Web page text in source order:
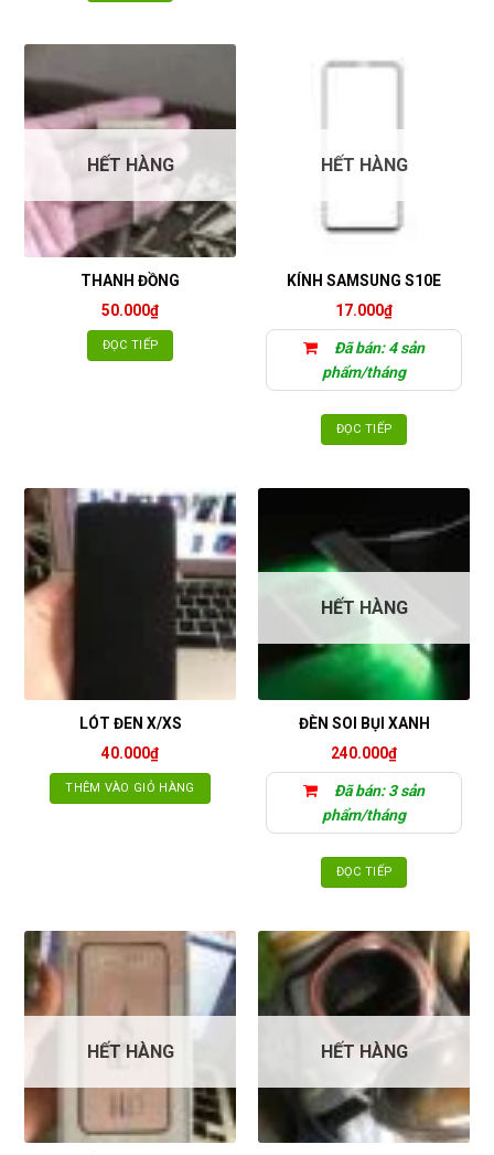
HẾT HÀNG
THANH ĐỒNG
50.000₫
ĐỌC TIẾP
HẾT HÀNG
KÍNH SAMSUNG S10E
17.000₫
Đã bán: 4 sản
phẩm/tháng
ĐỌC TIẾP
LÓT ĐEN X/XS
40.000₫
THÊM VÀO GIỎ HÀNG
HẾT HÀNG
ĐÈN SOI BỤI XANH
240.000₫
Đã bán: 3 sản
phẩm/tháng
ĐỌC TIẾP
HẾT HÀNG HẾT HÀNG